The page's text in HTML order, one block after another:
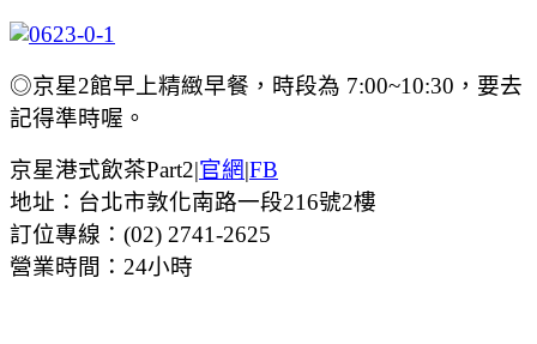
◎京星2館早上精緻早餐，時段為 7:00~10:30，要去
記得準時喔。
京星港式飲茶Part2|官網|FB
地址：台北市敦化南路一段216號2樓
訂位專線：(02) 2741-2625
營業時間：24小時